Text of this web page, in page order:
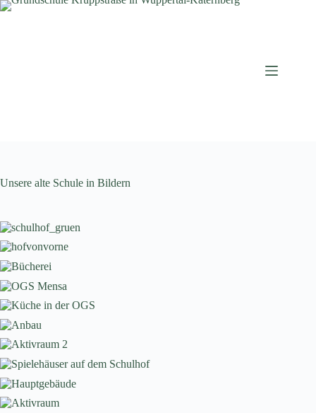
Zum
Unsere alte Schule in Bildern